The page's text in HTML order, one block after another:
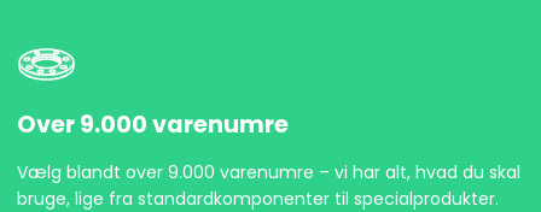
Over 9.000 varenumre
Vælg blandt over 9.000 varenumre – vi har alt, hvad du skal
bruge, lige fra standardkomponenter til specialprodukter.